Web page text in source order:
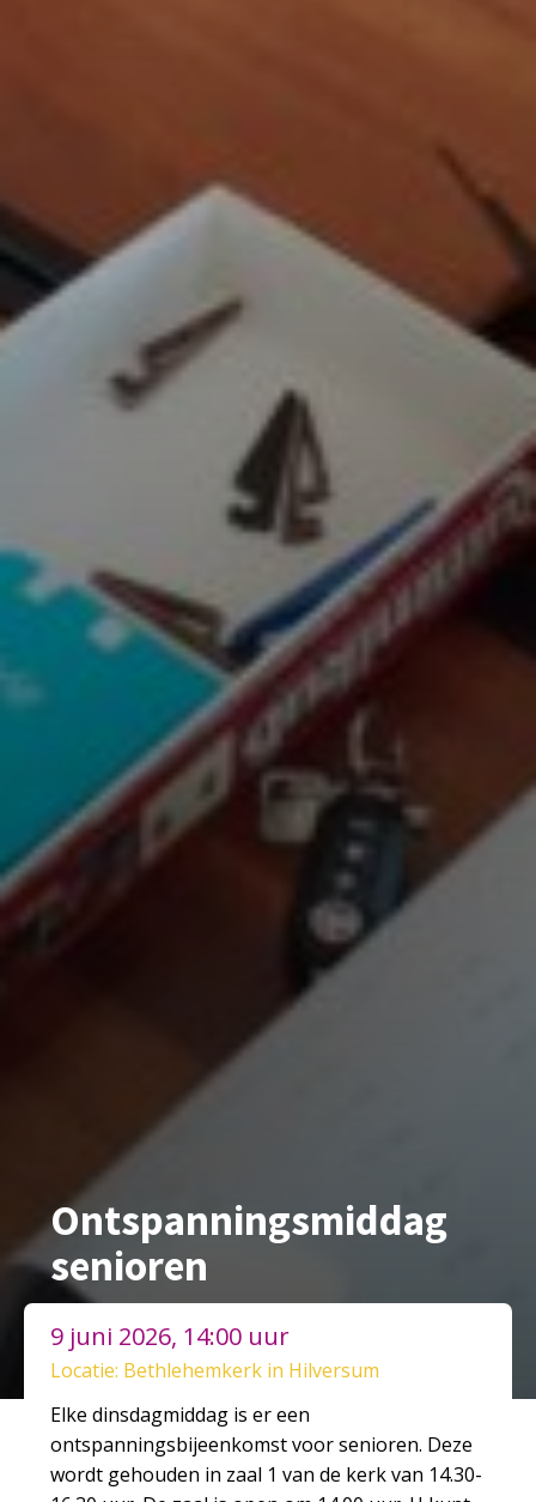
Ontspanningsmiddag
senioren
9 juni 2026, 14:00 uur
Locatie: Bethlehemkerk in Hilversum
Elke dinsdagmiddag is er een
ontspanningsbijeenkomst voor senioren. Deze
wordt gehouden in zaal 1 van de kerk van 14.30-